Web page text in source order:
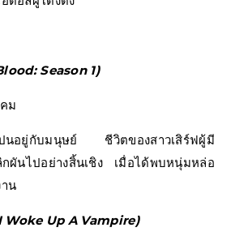
Season 1)
ม
ปนอยู่กับมนุษย์ ชีวิตของสาวเสิร์ฟผู้มี
กผันไปอย่างสิ้นเชิง เมื่อได้พบหนุ่มหล่อ
น
Woke Up A Vampire)